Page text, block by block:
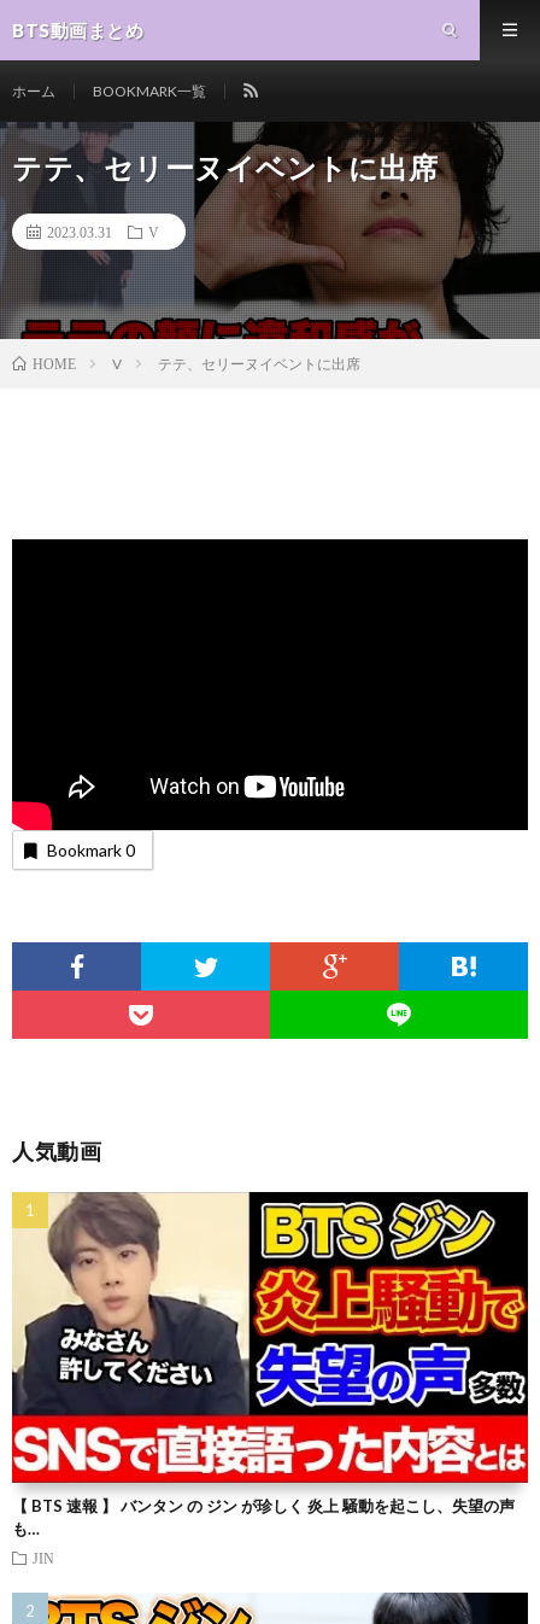
BTS動画まとめ
ホーム BOOKMARK一覧
テテ、セリーヌイベントに出席
2023.03.31 V
HOME V テテ、セリーヌイベントに出席
Bookmark0
人気動画
【 BTS 速報 】 バンタン の ジン が珍しく 炎上 騒動を起こし、失望の声
も…
JIN